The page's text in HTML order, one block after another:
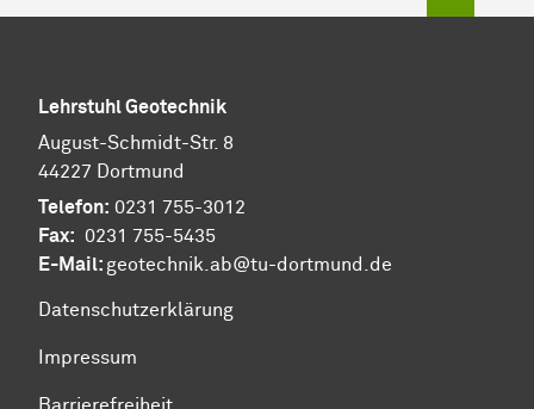
Lehrstuhl Geotechnik
August-Schmidt-Str. 8
44227 Dortmund
Telefon: 0231 755-3012
Fax: 0231 755-5435
E-Mail: geotechnik.ab@tu-dortmund.de
Datenschutzerklärung
Impressum